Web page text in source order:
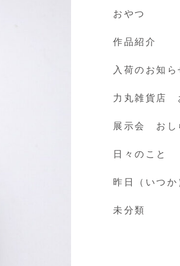
おやつ
作品紹介
入荷のお知ら
力丸雑貨店
展示会 おし
日々のこと
昨日（いつか
未分類